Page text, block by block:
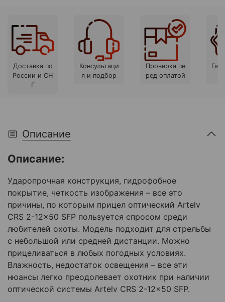
Доставка по
России и СН
Г
Консультаци
я и подбор
Проверка пе
ред оплатой
Описание
Описание:
Ударопрочная конструкция, гидрофобное
покрытие, четкость изображения – все это
причины, по которым прицел оптический Artelv
CRS 2-12x50 SFP пользуется спросом среди
любителей охоты. Модель подходит для стрельбы
с небольшой или средней дистанции. Можно
прицеливаться в любых погодных условиях.
Влажность, недостаток освещения – все эти
нюансы легко преодолевает охотник при наличии
оптической системы Artelv CRS 2-12x50 SFP.